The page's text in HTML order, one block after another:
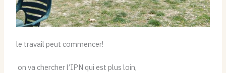
le travail peut commencer!
on va chercher l’IPN qui est plus loin,